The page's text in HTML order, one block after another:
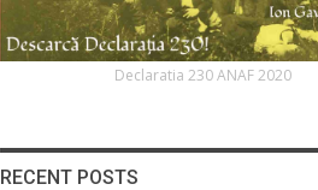
Declaratia 230 ANAF 2020
RECENT POSTS